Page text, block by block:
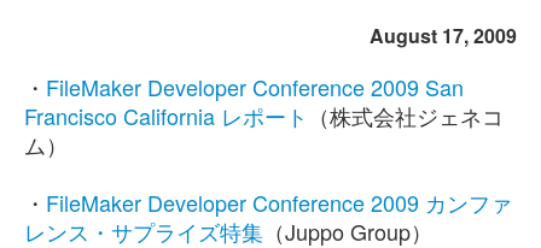
August 17, 2009
・ FileMaker Developer Conference 2009 San
Francisco California レポート （株式会社ジェネコ
ム）
・ FileMaker Developer Conference 2009 カンファ
レンス・サプライズ特集 （Juppo Group）